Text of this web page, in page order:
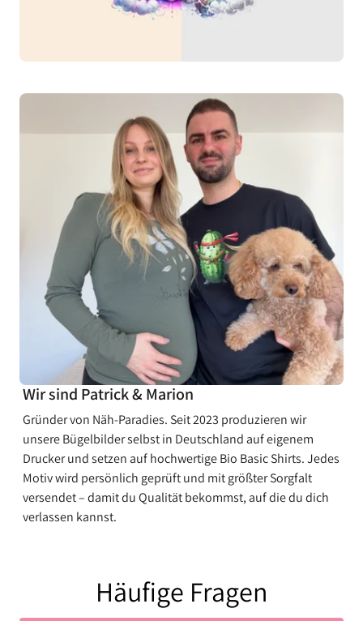
Wir sind Patrick & Marion
Gründer von Näh-Paradies. Seit 2023 produzieren wir
unsere Bügelbilder selbst in Deutschland auf eigenem
Drucker und setzen auf hochwertige Bio Basic Shirts. Jedes
Motiv wird persönlich geprüft und mit größter Sorgfalt
versendet – damit du Qualität bekommst, auf die du dich
verlassen kannst.
Häufige Fragen